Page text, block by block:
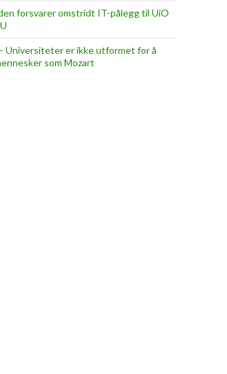
forsvarer omstridt IT-pålegg til UiO
Universiteter er ikke utformet for å
som Mozart